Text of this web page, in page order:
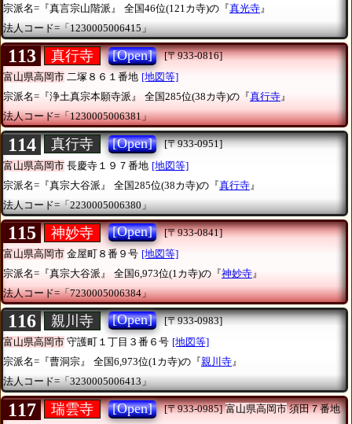
宗派名=『真言宗山階派』
全国46位(121カ寺)の『真光寺』
法人コード=「1230005006415」
113 真行寺 [Open]
[〒933-0816]
富山県高岡市 二塚８６１番地 [地図等]
宗派名=『浄土真宗本願寺派』
全国285位(38カ寺)の『真行寺』
法人コード=「1230005006381」
114 真行寺 [Open]
[〒933-0951]
富山県高岡市 長慶寺１９７番地 [地図等]
宗派名=『真宗大谷派』
全国285位(38カ寺)の『真行寺 』
法人コード=「2230005006380」
115 神妙寺 [Open]
[〒933-0841]
富山県高岡市 金屋町８番９号 [地図等]
宗派名=『真宗大谷派』
全国6,973位(1カ寺)の『神妙寺』
法人コード=「7230005006384」
116 親川寺 [Open]
[〒933-0983]
富山県高岡市 守護町１丁目３番６号 [地図等]
宗派名=『曹洞宗』
全国6,973位(1カ寺)の『親川寺』
法人コード=「3230005006413」
117 瑞雲寺 [Open] [〒933-0985] 富山県高岡市須田７番地